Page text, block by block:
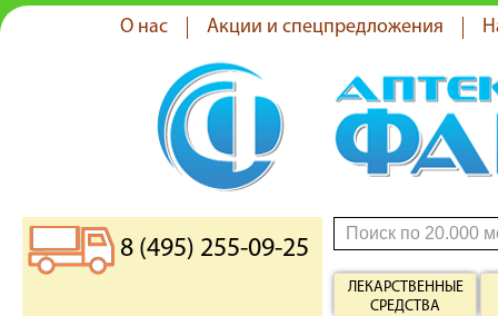
О нас Акции и спецпредложения
8 (495) 255-09-25
ЛЕКАРСТВЕННЫЕ
СРЕДСТВА